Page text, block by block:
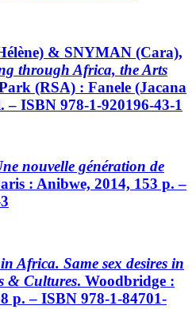
& SNYMAN (Cara),
through Africa, the Arts
(RSA) : Fanele (Jacana
ISBN 978-1-920196-43-1
nouvelle génération de
: Anibwe, 2014, 153 p. –
Africa. Same sex desires in
& Cultures. Woodbridge :
p. – ISBN 978-1-84701-